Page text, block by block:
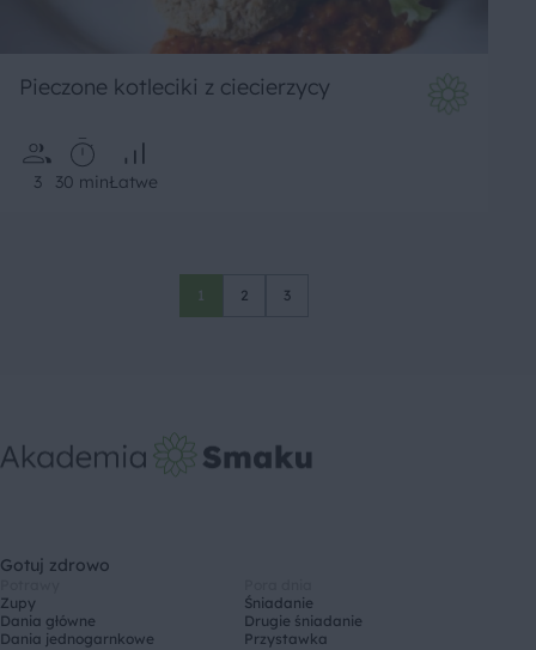
Pieczone kotleciki z ciecierzycy
3 30 minŁatwe
1 2 3
Gotuj zdrowo
Zupy
Dania główne
Dania jednogarnkowe
Śniadanie
Drugie śniadanie
Przystawka